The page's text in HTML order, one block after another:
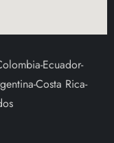
Ecuador-
Costa Rica-